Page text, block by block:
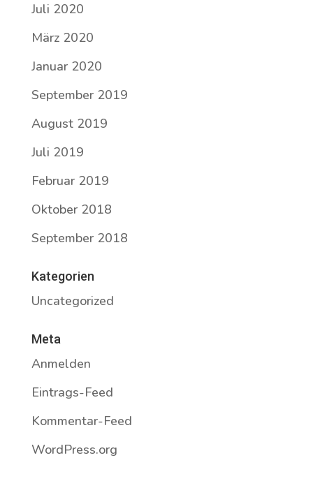
Juli 2020
März 2020
Januar 2020
September 2019
August 2019
Juli 2019
Februar 2019
Oktober 2018
September 2018
Kategorien
Uncategorized
Meta
Anmelden
Eintrags-Feed
Kommentar-Feed
WordPress.org